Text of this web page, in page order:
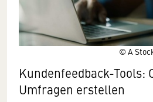
© A
Kundenfeedback-Tools:
Umfragen erstellen